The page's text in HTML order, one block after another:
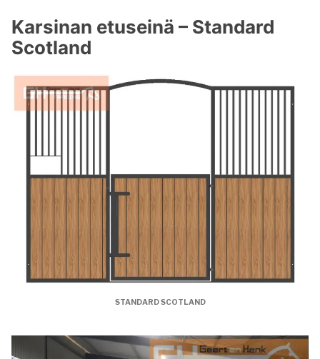
Karsinan etuseinä – Standard
Scotland
STANDARD SCOTLAND